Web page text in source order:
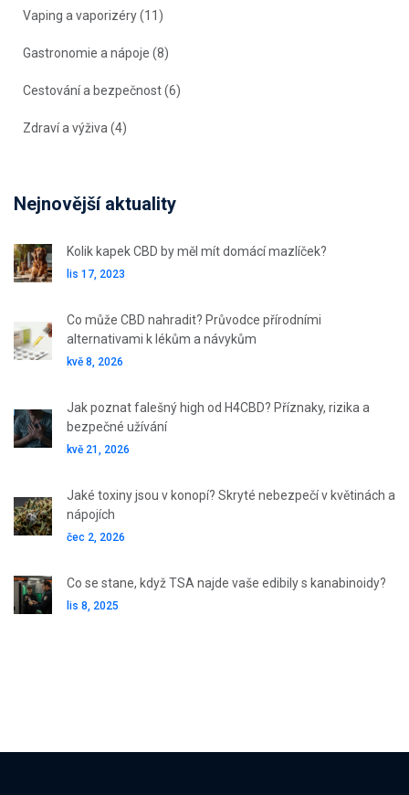
Vaping a vaporizéry(11)
Gastronomie a nápoje (8)
Cestování a bezpečnost(6)
Zdraví a výživa (4)
Nejnovější aktuality
Kolik kapek CBD by měl mít domácí mazlíček?
lis 17, 2023
Co může CBD nahradit? Průvodce přírodními
alternativami k lékům a návykům
kvě 8, 2026
Jak poznat falešný high od H4CBD? Příznaky, rizika a
bezpečné užívání
kvě 21, 2026
Jaké toxiny jsou v konopí? Skryté nebezpečí v květinách a
nápojích
čec 2, 2026
Co se stane, když TSA najde vaše edibily s kanabinoidy?
lis 8, 2025